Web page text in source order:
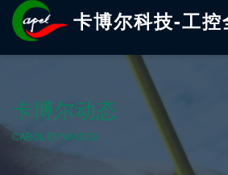
卡博尔科技-工控
卡博尔动态
CABOL DYNAMICS